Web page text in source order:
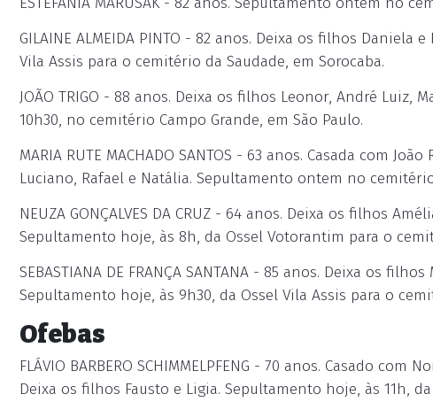
placeholder
GILAINE ALMEIDA PINTO - 82 anos. Deixa os filhos
Vila Assis para o cemitério da Saudade, em Sorocaba.
JOÃO TRIGO - 88 anos. Deixa os filhos Leonor, André Luiz,
10h30, no cemitério Campo Grande, em São Paulo.
MARIA RUTE MACHADO SANTOS - 63 anos. Casada com
Luciano, Rafael e Natália. Sepultamento ontem no
NEUZA GONÇALVES DA CRUZ - 64 anos. Deixa os filhos
Sepultamento hoje, às 8h, da Ossel Votorantim para o
SEBASTIANA DE FRANÇA SANTANA - 85 anos. Deixa os
Sepultamento hoje, às 9h30, da Ossel Vila Assis para o
Ofebas
FLÁVIO BARBERO SCHIMMELPFENG - 70 anos. Casado
Deixa os filhos Fausto e Ligia. Sepultamento hoje, às 11h,